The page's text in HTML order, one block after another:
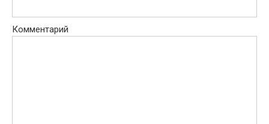
Комментарий